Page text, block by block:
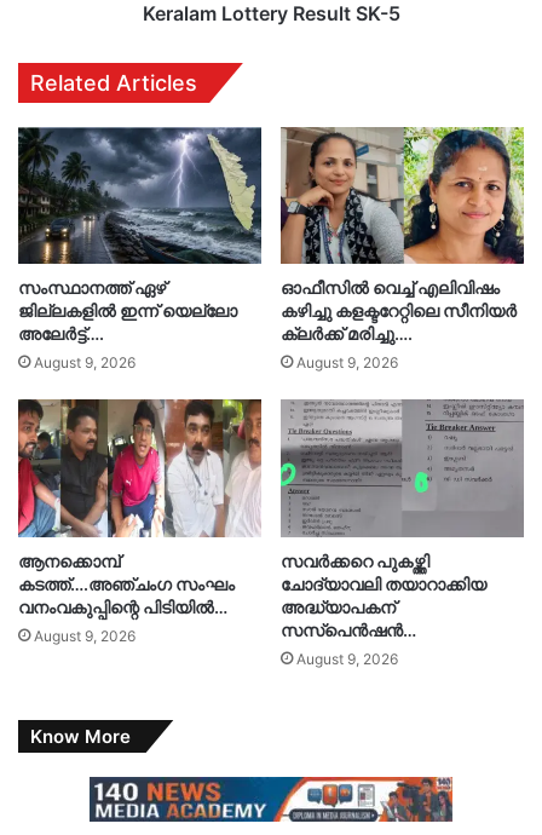
Keralam Lottery Result SK-5
Related Articles
സംസ്ഥാനത്ത് ഏഴ്
ജില്ലകളില്‍ ഇന്ന് യെല്ലോ
അലേര്‍ട്ട്….
August 9, 2026
ഓഫീസിൽ വെച്ച് എലിവിഷം
കഴിച്ചു കളക്ടറേറ്റിലെ സീനിയർ
ക്ലർക്ക് മരിച്ചു….
August 9, 2026
ആനക്കൊമ്പ്
കടത്ത്….അഞ്ചംഗ സംഘം
വനംവകുപ്പിന്റെ പിടിയിൽ…
August 9, 2026
സവർക്കറെ പുകഴ്ത്തി
ചോദ്യാവലി തയാറാക്കിയ
അദ്ധ്യാപകന്
സസ്പെൻഷൻ…
August 9, 2026
Know More